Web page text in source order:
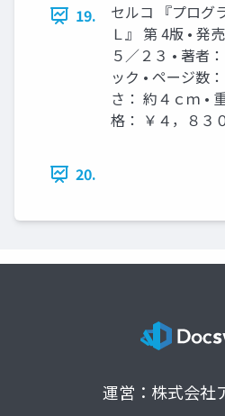
19.
セルコ 『プログ
Ｌ』 第 4版 • 発
５／２３ • 著者
ック • ページ数
さ： 約４ｃｍ •
格： ￥４，８３
20.
運営：株式会社